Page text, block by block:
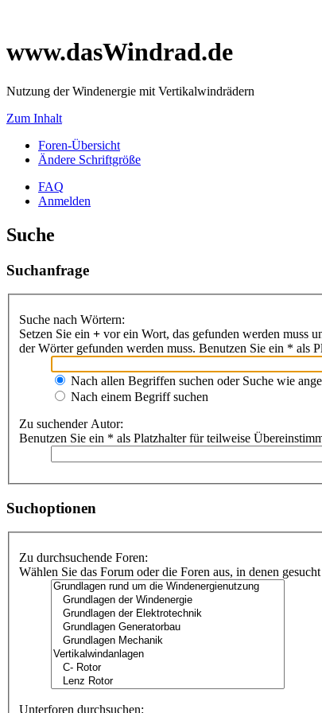
www.dasWindrad.de
Nutzung der Windenergie mit Vertikalwindrädern
Zum Inhalt
Foren-Übersicht
Ändere Schriftgröße
FAQ
Anmelden
Suche
Suchanfrage
Suche nach Wörtern:
Setzen Sie ein + vor ein Wort, das gefunden werden muss
der Wörter gefunden werden muss. Benutzen Sie ein * als
Nach allen Begriffen suchen oder Suche wie
Nach einem Begriff suchen
Zu suchender Autor:
Benutzen Sie ein * als Platzhalter für teilweise
Suchoptionen
Zu durchsuchende Foren:
Wählen Sie das Forum oder die Foren aus, in denen
Unterforen durchsuchen: